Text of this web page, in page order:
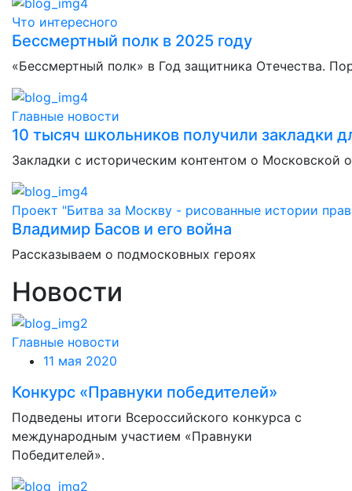
Что интересного
Бессмертный полк в 2025 году
«Бессмертный полк» в Год защитника Отечества.
Главные новости
10 тысяч школьников получили закладки
Закладки с историческим контентом о
Проект "Битва за Москву - рисованные истории
Владимир Басов и его война
Рассказываем о подмосковных героях
Новости
Главные новости
11 мая 2020
Конкурс «Правнуки победителей»
Подведены итоги Всероссийского конкурса с
международным участием «Правнуки
Победителей».